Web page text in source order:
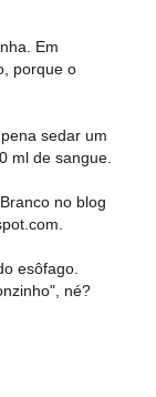
Em
porque o
sedar um
ml de sangue.
no blog
esôfago.
né?